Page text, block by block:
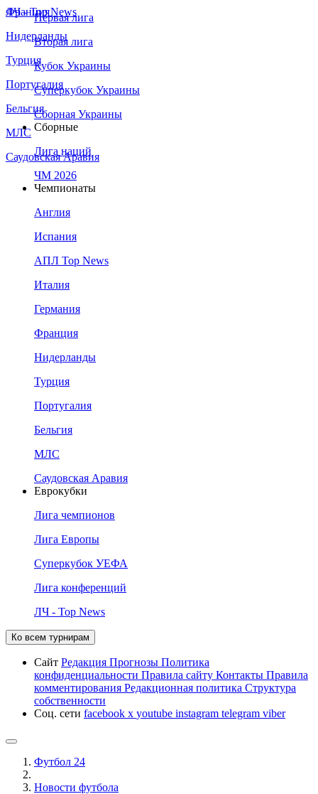
Франция
Нидерланды
Турция
Португалия
Бельгия
МЛС
Саудовская Аравия
ЛЧ - Top News
Первая лига
Вторая лига
Кубок Украины
Суперкубок Украины
Сборная Украины
Сборные
Лига наций
ЧМ 2026
Чемпионаты
Англия
Испания
АПЛ Top News
Италия
Германия
Франция
Нидерланды
Турция
Португалия
Бельгия
МЛС
Саудовская Аравия
Еврокубки
Лига чемпионов
Лига Европы
Суперкубок УЕФА
Лига конференций
ЛЧ - Top News
Ко всем турнирам
Сайт Редакция Прогнозы Политика
конфиденциальности Правила сайту Контакты Правила
комментирования Редакционная политика Структура
собственности
Соц. сети facebook x youtube instagram telegram viber
Футбол 24
Новости футбола